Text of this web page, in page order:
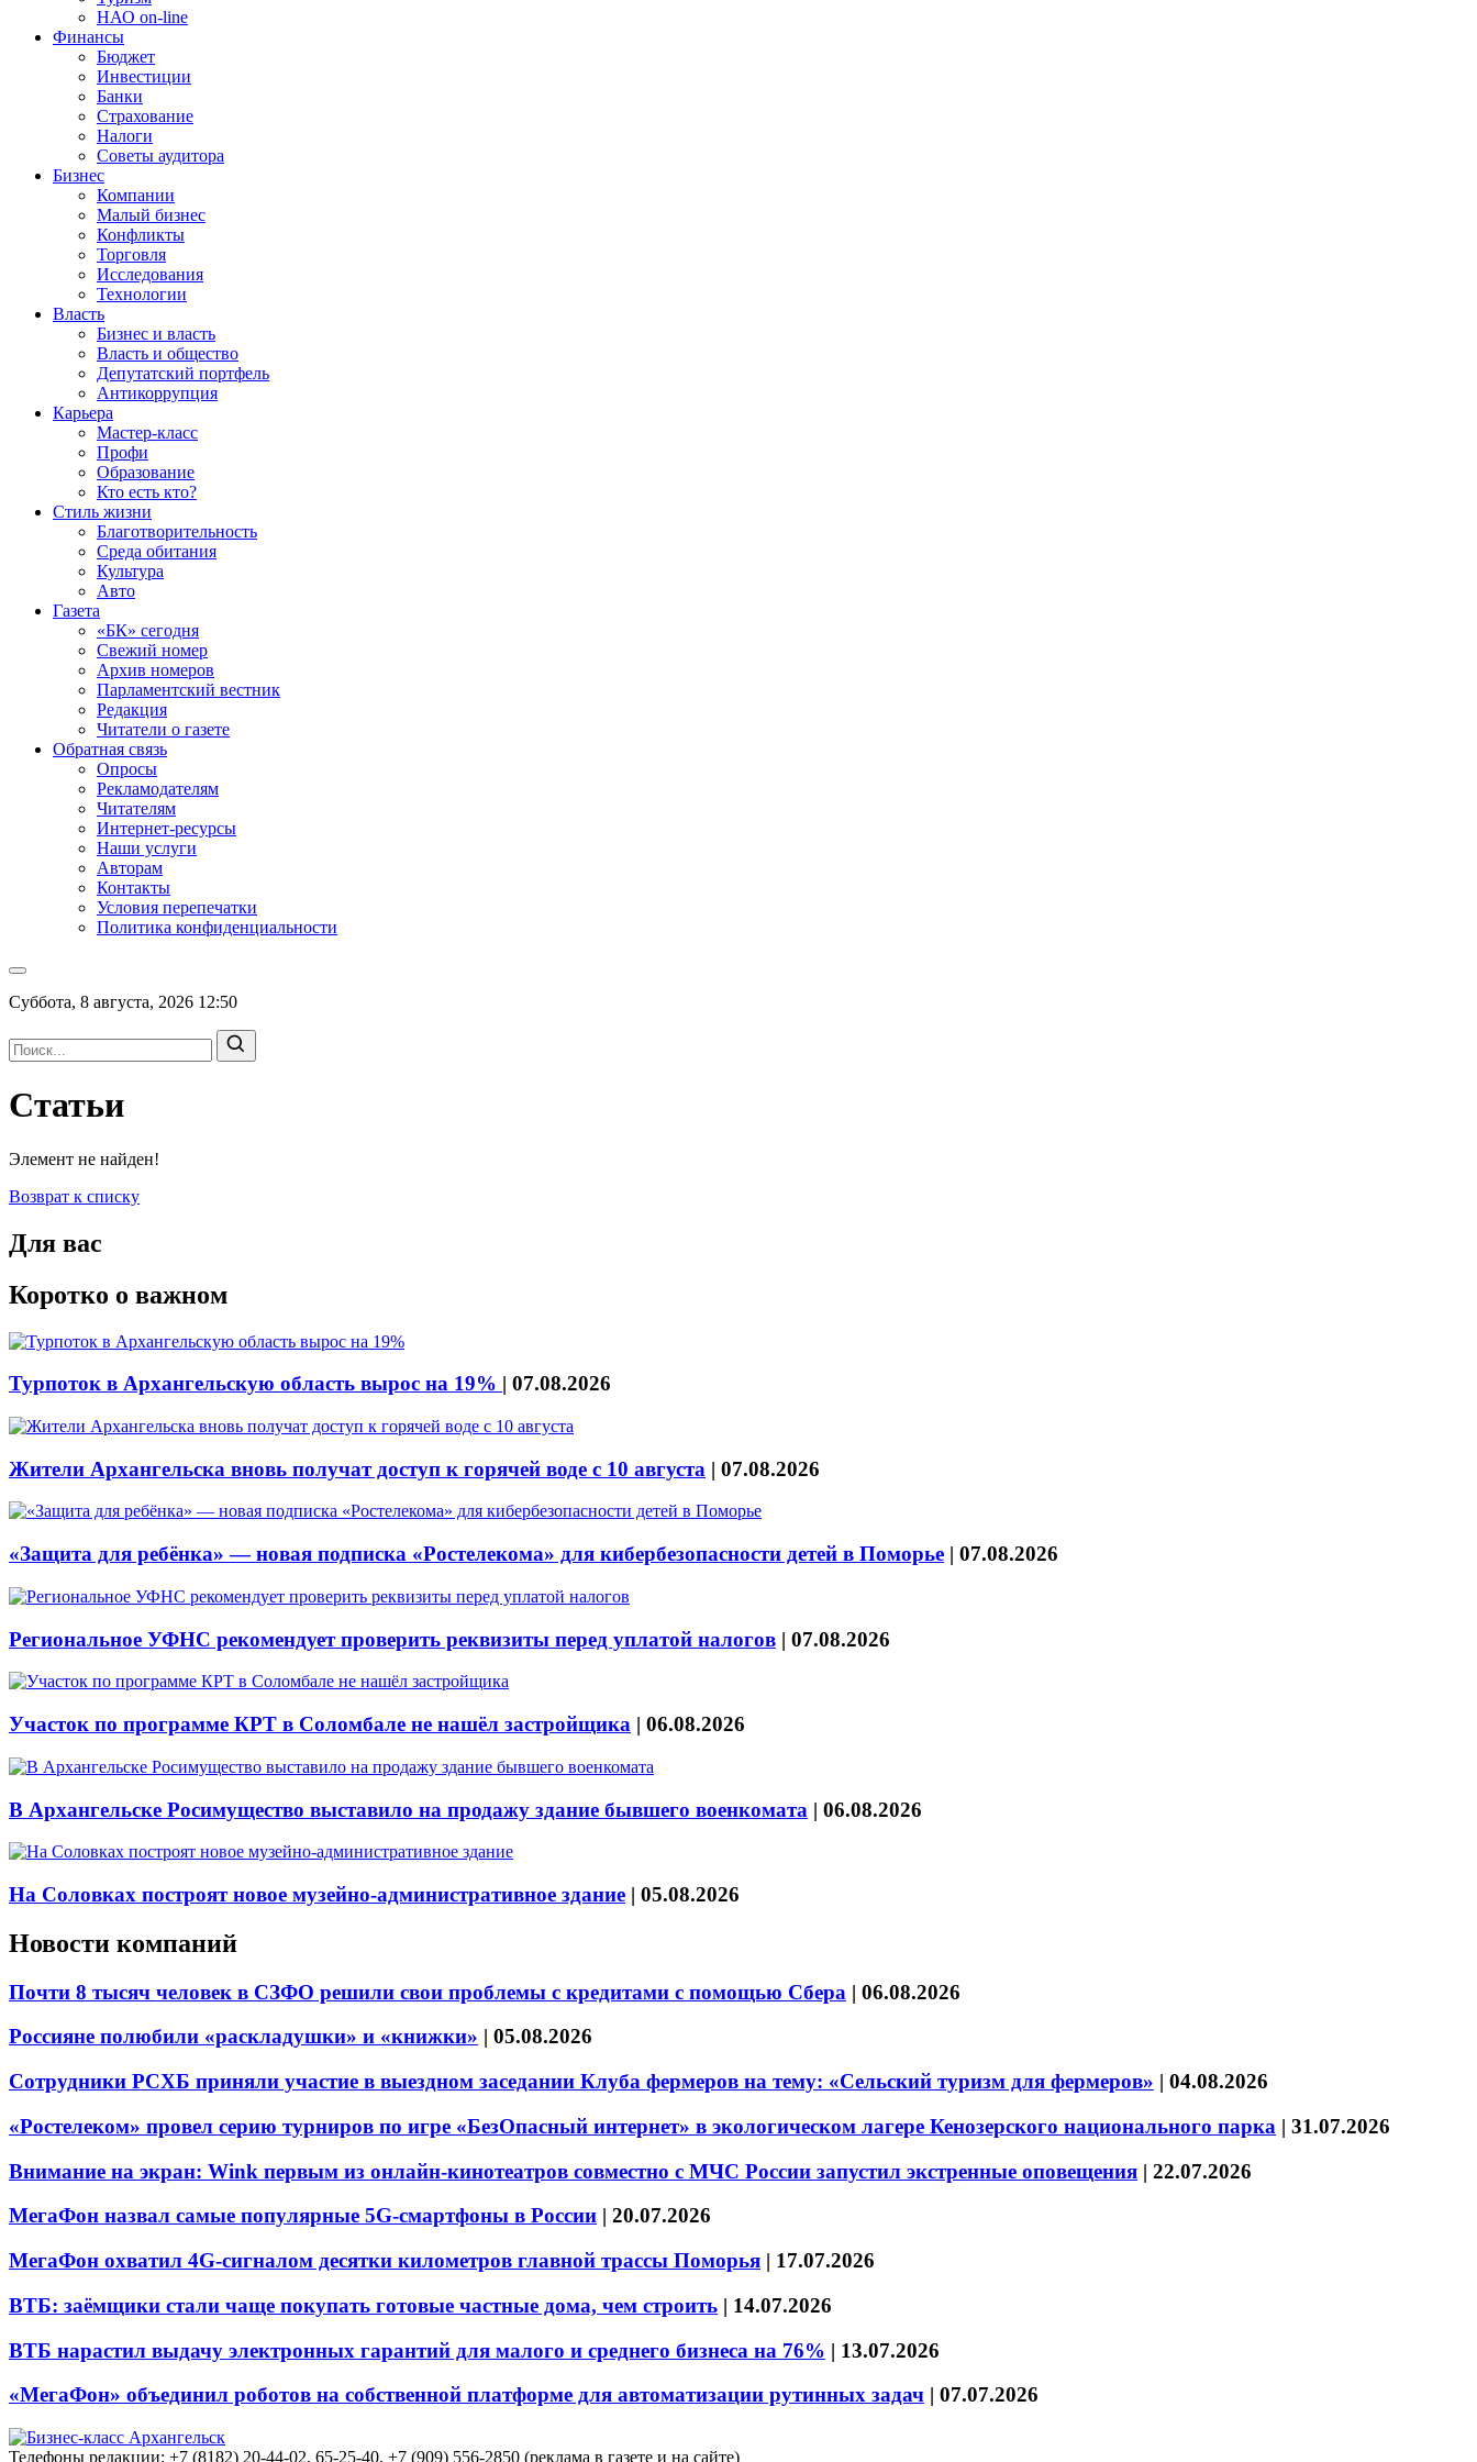
НАО on-line
Финансы
Бюджет
Инвестиции
Банки
Страхование
Налоги
Советы аудитора
Бизнес
Компании
Малый бизнес
Конфликты
Торговля
Исследования
Технологии
Власть
Бизнес и власть
Власть и общество
Депутатский портфель
Антикоррупция
Карьера
Мастер-класс
Профи
Образование
Кто есть кто?
Стиль жизни
Благотворительность
Среда обитания
Культура
Авто
Газета
«БК» сегодня
Свежий номер
Архив номеров
Парламентский вестник
Редакция
Читатели о газете
Обратная связь
Опросы
Рекламодателям
Читателям
Интернет-ресурсы
Наши услуги
Авторам
Контакты
Условия перепечатки
Политика конфиденциальности
Суббота, 8 августа, 2026 12:50
Статьи
Элемент не найден!
Возврат к списку
Для вас
Коротко о важном
Турпоток в Архангельскую область вырос на 19% | 07.08.2026
Жители Архангельска вновь получат доступ к горячей воде с 10 августа | 07.08.2026
«Защита для ребёнка» — новая подписка «Ростелекома» для кибербезопасности детей в Поморье | 07.08.2026
Региональное УФНС рекомендует проверить реквизиты перед уплатой налогов | 07.08.2026
Участок по программе КРТ в Соломбале не нашёл застройщика | 06.08.2026
В Архангельске Росимущество выставило на продажу здание бывшего военкомата | 06.08.2026
На Соловках построят новое музейно-административное здание | 05.08.2026
Новости компаний
Почти 8 тысяч человек в СЗФО решили свои проблемы с кредитами с помощью Сбера | 06.08.2026
Россияне полюбили «раскладушки» и «книжки» | 05.08.2026
Сотрудники РСХБ приняли участие в выездном заседании Клуба фермеров на тему: «Сельский туризм для фермеров» | 04.08.2026
«Ростелеком» провел серию турниров по игре «БезОпасный интернет» в экологическом лагере Кенозерского национального парка | 31.07.2026
Внимание на экран: Wink первым из онлайн-кинотеатров совместно с МЧС России запустил экстренные оповещения | 22.07.2026
МегаФон назвал самые популярные 5G-смартфоны в России | 20.07.2026
МегаФон охватил 4G-сигналом десятки километров главной трассы Поморья | 17.07.2026
ВТБ: заёмщики стали чаще покупать готовые частные дома, чем строить | 14.07.2026
ВТБ нарастил выдачу электронных гарантий для малого и среднего бизнеса на 76% | 13.07.2026
«МегаФон» объединил роботов на собственной платформе для автоматизации рутинных задач | 07.07.2026
Телефоны редакции: +7 (8182) 20-44-02, 65-25-40, +7 (909) 556-2850 (реклама в газете и на сайте)